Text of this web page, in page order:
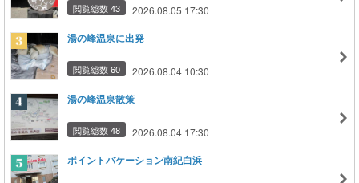
閲覧総数 43 2026.08.05 17:30
湯の峰温泉に出発
閲覧総数 60 2026.08.04 10:30
湯の峰温泉散策
閲覧総数 48 2026.08.04 17:30
ポイントバケーション南紀白浜